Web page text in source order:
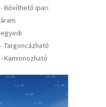
- Bővíthető ipari
áram
egyedi
- Targoncázható
- Kamionozható